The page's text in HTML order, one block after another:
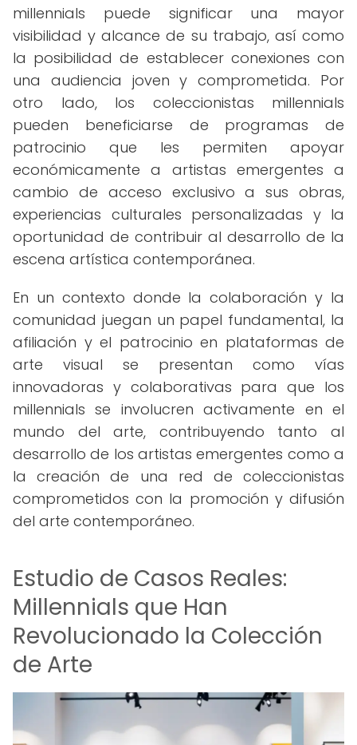
millennials puede significar una mayor
visibilidad y alcance de su trabajo, así como
la posibilidad de establecer conexiones con
una audiencia joven y comprometida. Por
otro lado, los coleccionistas millennials
pueden beneficiarse de programas de
patrocinio que les permiten apoyar
económicamente a artistas emergentes a
cambio de acceso exclusivo a sus obras,
experiencias culturales personalizadas y la
oportunidad de contribuir al desarrollo de la
escena artística contemporánea.
En un contexto donde la colaboración y la
comunidad juegan un papel fundamental, la
afiliación y el patrocinio en plataformas de
arte visual se presentan como vías
innovadoras y colaborativas para que los
millennials se involucren activamente en el
mundo del arte, contribuyendo tanto al
desarrollo de los artistas emergentes como a
la creación de una red de coleccionistas
comprometidos con la promoción y difusión
del arte contemporáneo.
Estudio de Casos Reales:
Millennials que Han
Revolucionado la Colección
de Arte